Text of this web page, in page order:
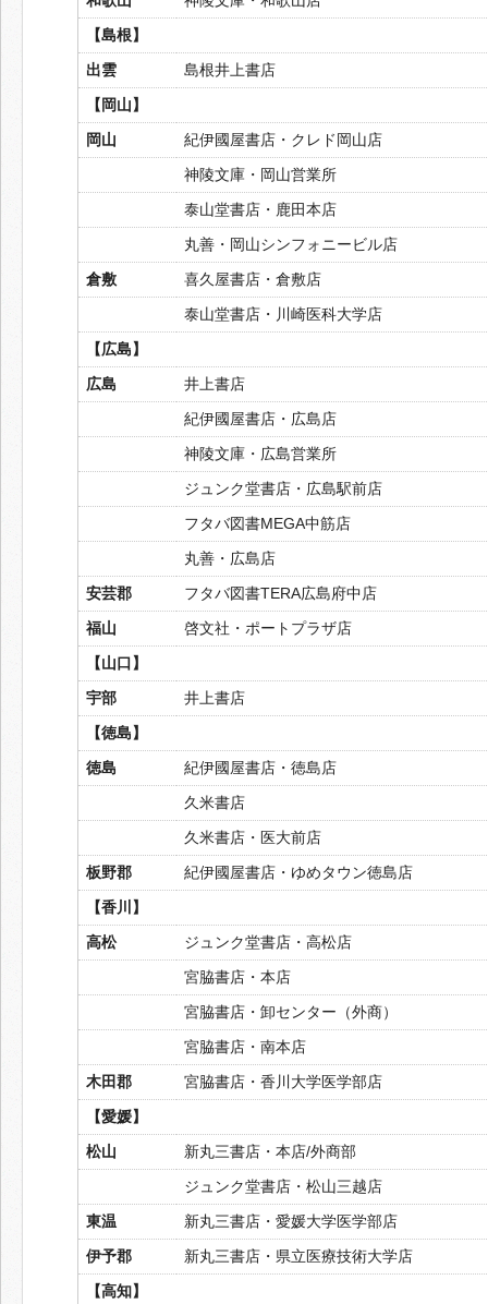
【島根】
出雲
島根井上書店
【岡山】
岡山
紀伊國屋書店・クレド岡山店
神陵文庫・岡山営業所
泰山堂書店・鹿田本店
丸善・岡山シンフォニービル店
倉敷
喜久屋書店・倉敷店
泰山堂書店・川崎医科大学店
【広島】
広島
井上書店
紀伊國屋書店・広島店
神陵文庫・広島営業所
ジュンク堂書店・広島駅前店
フタバ図書MEGA中筋店
丸善・広島店
安芸郡
フタバ図書TERA広島府中店
福山
啓文社・ポートプラザ店
【山口】
宇部
井上書店
【徳島】
徳島
紀伊國屋書店・徳島店
久米書店
久米書店・医大前店
板野郡
紀伊國屋書店・ゆめタウン徳島店
【香川】
高松
ジュンク堂書店・高松店
宮脇書店・本店
宮脇書店・卸センター（外商）
宮脇書店・南本店
木田郡
宮脇書店・香川大学医学部店
【愛媛】
松山
新丸三書店・本店/外商部
ジュンク堂書店・松山三越店
東温
新丸三書店・愛媛大学医学部店
伊予郡
新丸三書店・県立医療技術大学店
【高知】